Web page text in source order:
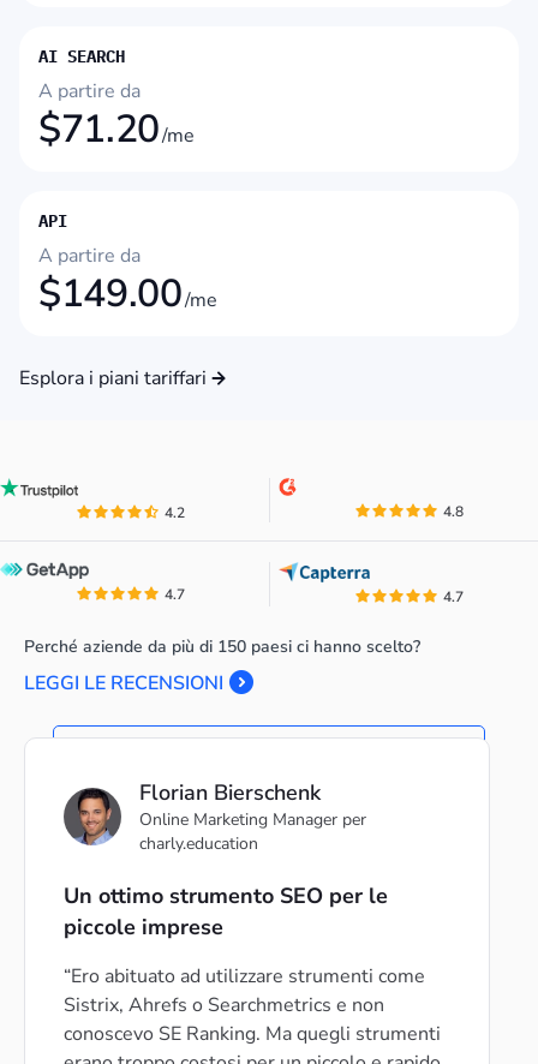
AI SEARCH
A partire da
$71.20/me
API
A partire da
$149.00/me
Esplora i piani tariffari
4.2 4.8
4.7 4.7
Perché aziende da più di 150 paesi ci hanno scelto?
LEGGI LE RECENSIONI
Florian Bierschenk
Online Marketing Manager per
charly.education
Un ottimo strumento SEO per le
piccole imprese
Ero abituato ad utilizzare strumenti come
Sistrix, Ahrefs o Searchmetrics e non
conoscevo SE Ranking. Ma quegli strumenti